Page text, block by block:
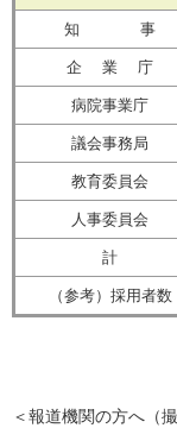
知 事
企 業 庁
病院事業庁
議会事務局
教育委員会
人事委員会
計
（参考）採用者数
＜報道機関の方へ（